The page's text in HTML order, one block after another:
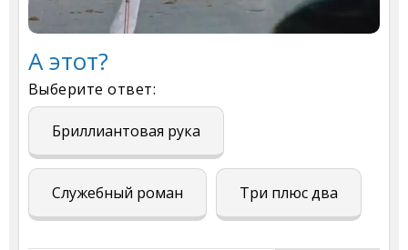
А этот?
Выберите ответ:
Бриллиантовая рука
Служебный роман Три плюс два